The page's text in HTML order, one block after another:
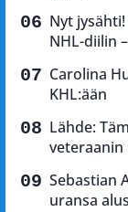
Nyt
NHL-diilin
Carolina
KHL:ään
Lähde:
veteraanin
Sebastian
uransa